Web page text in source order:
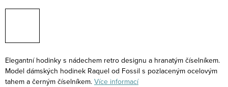
Elegantní hodinky s nádechem retro designu a hranatým číselníkem.
Model dámských hodinek Raquel od Fossil s pozlaceným ocelovým
tahem a černým číselníkem. Více informací